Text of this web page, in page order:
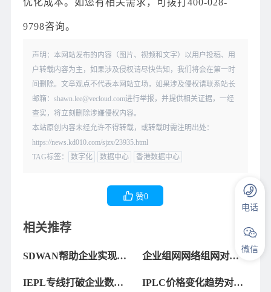
9798咨询。
声明：本网站发布的内容（图片、视频和文字）以用户投稿、用
户转载内容为主，如果涉及侵权请尽快告知，我们将会在第一时
间删除。文章观点不代表本网站立场，如果涉及侵权请联系站长
邮箱：shawn.lee@vecloud.com进行举报，并提供相关证据，一经
查实，将立刻删除涉嫌侵权内容。
本站原创内容未经允许不得转载，或转载时需注明出处：
https://news.kd010.com/sjzx/23935.html
TAG标签：
数字化 数据中心 香港数据中心
赞0
相关推荐
SDWAN帮助企业实现数
企业组网网络组网对企
用
IEPL专线打破企业数字
IPLC价格变化趋势对企
电话
微信